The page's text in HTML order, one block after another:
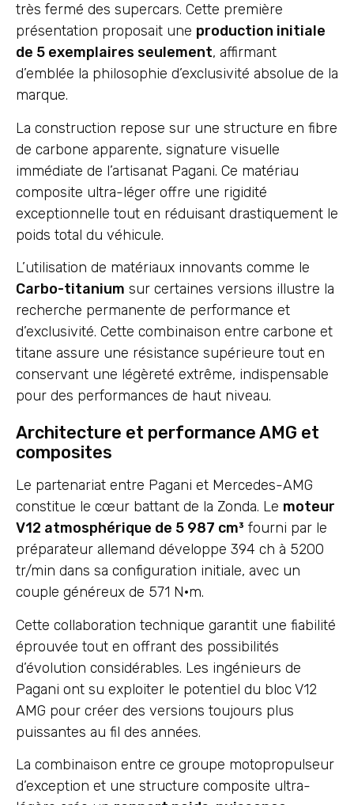
très fermé des supercars. Cette première
présentation proposait une production initiale
de 5 exemplaires seulement, affirmant
d’emblée la philosophie d’exclusivité absolue de la
marque.
La construction repose sur une structure en fibre
de carbone apparente, signature visuelle
immédiate de l’artisanat Pagani. Ce matériau
composite ultra-léger offre une rigidité
exceptionnelle tout en réduisant drastiquement le
poids total du véhicule.
L’utilisation de matériaux innovants comme le
Carbo-titanium sur certaines versions illustre la
recherche permanente de performance et
d’exclusivité. Cette combinaison entre carbone et
titane assure une résistance supérieure tout en
conservant une légèreté extrême, indispensable
pour des performances de haut niveau.
Architecture et performance AMG et
composites
Le partenariat entre Pagani et Mercedes-AMG
constitue le cœur battant de la Zonda. Le moteur
V12 atmosphérique de 5 987 cm³ fourni par le
préparateur allemand développe 394 ch à 5200
tr/min dans sa configuration initiale, avec un
couple généreux de 571 N·m.
Cette collaboration technique garantit une fiabilité
éprouvée tout en offrant des possibilités
d’évolution considérables. Les ingénieurs de
Pagani ont su exploiter le potentiel du bloc V12
AMG pour créer des versions toujours plus
puissantes au fil des années.
La combinaison entre ce groupe motopropulseur
d’exception et une structure composite ultra-